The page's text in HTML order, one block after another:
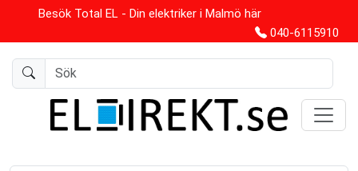
Besök Total EL - Din elektriker i Malmö här
040-6115910